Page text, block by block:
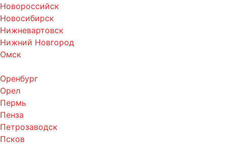
Новороссийск
Новосибирск
Нижневартовск
Нижний Новгород
Омск
Оренбург
Орел
Пермь
Пенза
Петрозаводск
Псков